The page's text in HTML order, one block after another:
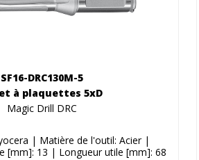
SF16-DRC130M-5
à plaquettes 5xD
Magic Drill DRC
| Matière de l'outil: Acier |
[mm]: 13 | Longueur utile [mm]: 68